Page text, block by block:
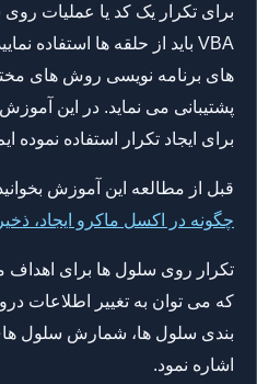
برای تکرار یک کد یا عملیات
های برنامه نویسی روش های
برای ایجاد تکرار استفاده نموده
قبل از مطالعه این آموزش
چگونه در اکسل ماکرو ایجاد،
تکرار روی سلول ها برای اهداف
که می توان به تغییر اطلاعات
بندی سلول ها، شمارش سلول
اشاره نمود.